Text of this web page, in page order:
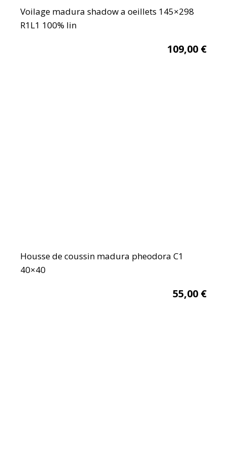
Voilage madura shadow a oeillets 145×298
R1L1 100% lin
109,00 €
Housse de coussin madura pheodora C1
40×40
55,00 €